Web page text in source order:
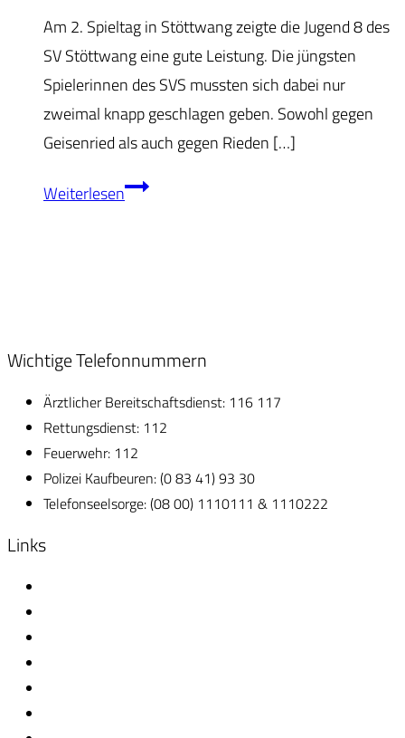
Am 2. Spieltag in Stöttwang zeigte die Jugend 8 des
SV Stöttwang eine gute Leistung. Die jüngsten
Spielerinnen des SVS mussten sich dabei nur
zweimal knapp geschlagen geben. Sowohl gegen
Geisenried als auch gegen Rieden […]
WeiterlesenJugend
Wichtige Telefonnummern
Ärztlicher Bereitschaftsdienst: 116 117
Rettungsdienst: 112
Feuerwehr: 112
Polizei Kaufbeuren: (0 83 41) 93 30
Telefonseelsorge: (08 00) 1110111 & 1110222
Links